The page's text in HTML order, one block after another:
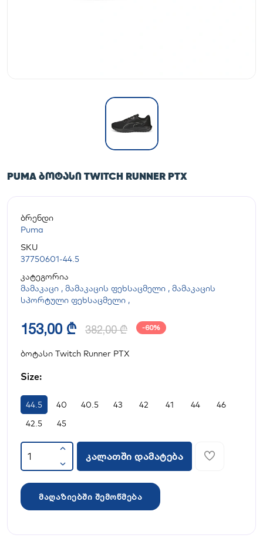
PUMA ᲑᲝᲢᲐᲡᲘ TWITCH RUNNER PTX
ბრენდი
Puma
SKU
37750601-44.5
კატეგორია
მამაკაცი , მამაკაცის ფეხსაცმელი , მამაკაცის
სპორტული ფეხსაცმელი ,
153,00 ₾ 382,00 ₾ -60%
ბოტასი Twitch Runner PTX
Size:
44.5 40 40.5 43 42 41 44
46
42.5
45
კალათში დამატება
მაღაზიებში შემოწმება